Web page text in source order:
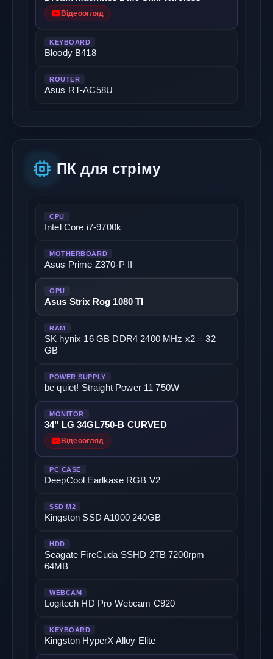
Відеоогляд
KEYBOARD
Bloody B418
ROUTER
Asus RT-AC58U
ПК для стріму
CPU
Intel Core i7-9700k
MOTHERBOARD
Asus Prime Z370-P II
GPU
Asus Strix Rog 1080 TI
RAM
SK hynix 16 GB DDR4 2400 MHz х2 = 32
GB
POWER SUPPLY
be quiet! Straight Power 11 750W
MONITOR
34" LG 34GL750-B CURVED
Відеоогляд
PC CASE
DeepCool Earlkase RGB V2
SSD M2
Kingston SSD A1000 240GB
HDD
Seagate FireCuda SSHD 2TB 7200rpm
64MB
WEBCAM
Logitech HD Pro Webcam C920
KEYBOARD
Kingston HyperX Alloy Elite